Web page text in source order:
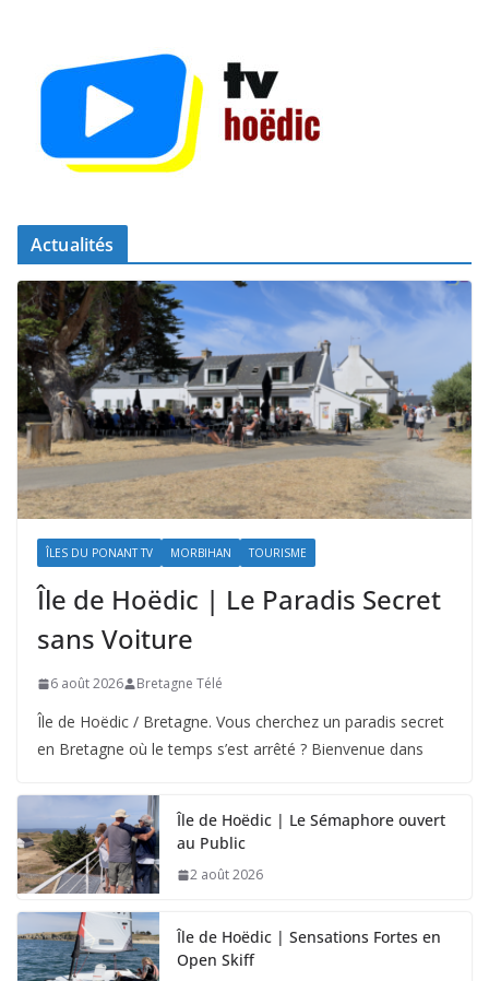
Actualités
ÎLES DU PONANT TV MORBIHAN TOURISME
Île de Hoëdic | Le Paradis Secret
sans Voiture
6 août 2026 Bretagne Télé
Île de Hoëdic / Bretagne. Vous cherchez un paradis secret
en Bretagne où le temps s’est arrêté ? Bienvenue dans
Île de Hoëdic | Le Sémaphore ouvert
au Public
2 août 2026
Île de Hoëdic | Sensations Fortes en
Open Skiff